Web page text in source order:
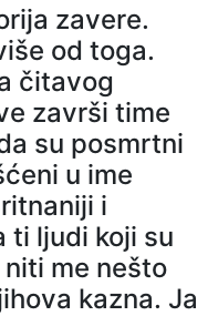
zavere.
od toga.
čitavog
završi time
su posmrtni
u ime
i
ti ljudi koji su
me nešto
kazna. Ja